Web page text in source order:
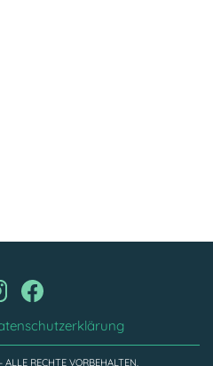
RECHTE VORBEHALTEN.